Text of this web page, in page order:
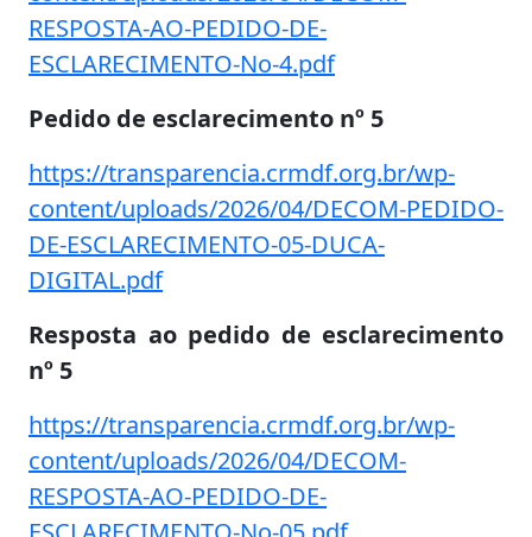
RESPOSTA-AO-PEDIDO-DE-
ESCLARECIMENTO-No-4.pdf
Pedido de esclarecimento nº 5
https://transparencia.crmdf.org.br/wp-
content/uploads/2026/04/DECOM-PEDIDO-
DE-ESCLARECIMENTO-05-DUCA-
DIGITAL.pdf
Resposta ao pedido de esclarecimento
nº 5
https://transparencia.crmdf.org.br/wp-
content/uploads/2026/04/DECOM-
RESPOSTA-AO-PEDIDO-DE-